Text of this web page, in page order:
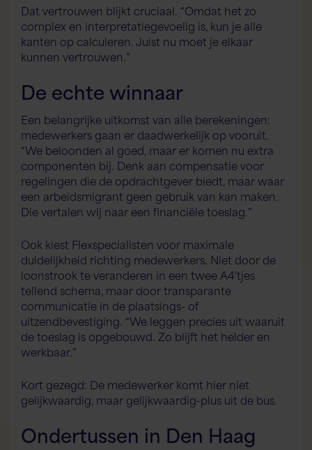
Dat vertrouwen blijkt cruciaal. “Omdat het zo
complex en interpretatiegevoelig is, kun je alle
kanten op calculeren. Juist nu moet je elkaar
kunnen vertrouwen.”
De echte winnaar
Een belangrijke uitkomst van alle berekeningen:
medewerkers gaan er daadwerkelijk op vooruit.
“We beloonden al goed, maar er komen nu extra
componenten bij. Denk aan compensatie voor
regelingen die de opdrachtgever biedt, maar waar
een arbeidsmigrant geen gebruik van kan maken.
Die vertalen wij naar een financiële toeslag.”
Ook kiest Flexspecialisten voor maximale
duidelijkheid richting medewerkers. Niet door de
loonstrook te veranderen in een twee A4’tjes
tellend schema, maar door transparante
communicatie in de plaatsings- of
uitzendbevestiging. “We leggen precies uit waaruit
de toeslag is opgebouwd. Zo blijft het helder en
werkbaar.”
Kort gezegd: De medewerker komt hier niet
gelijkwaardig, maar gelijkwaardig-plus uit de bus.
Ondertussen in Den Haag